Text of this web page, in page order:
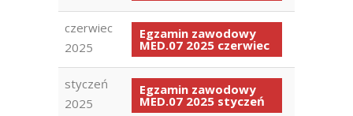
czerwiec
2025
Egzamin zawodowy
MED.07 2025 czerwiec
styczeń
2025
Egzamin zawodowy
MED.07 2025 styczeń